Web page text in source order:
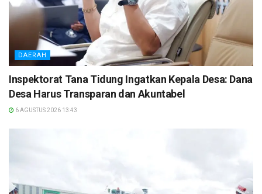
DAERAH
Inspektorat Tana Tidung Ingatkan Kepala Desa: Dana
Desa Harus Transparan dan Akuntabel
6 AGUSTUS 2026 13:43